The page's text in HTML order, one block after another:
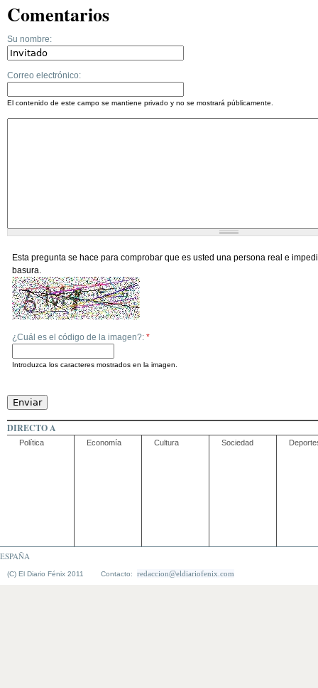
Comentarios
Su nombre:
Correo electrónico:
El contenido de este campo se mantiene privado y no se mostrará públicamente.
Esta pregunta se hace para comprobar que es usted una persona real e
basura.
¿Cuál es el código de la imagen?: *
Introduzca los caracteres mostrados en la imagen.
DIRECTO A
Política Economía Cultura Sociedad
ESPAÑA
(C) El Diario Fénix 2011 Contacto: redaccion@eldiariofenix.com